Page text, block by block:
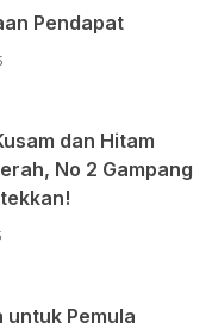
Pendapat
dan Hitam
No 2 Gampang
untuk Pemula